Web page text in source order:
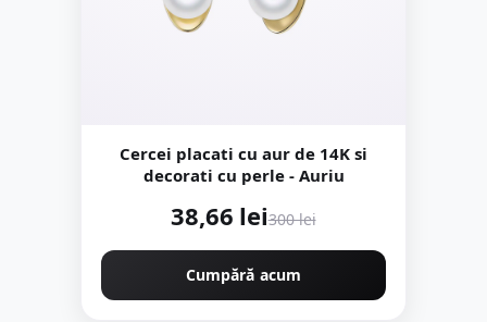
Cercei placati cu aur de 14K si
decorati cu perle - Auriu
38,66 lei300 lei
Cumpără acum